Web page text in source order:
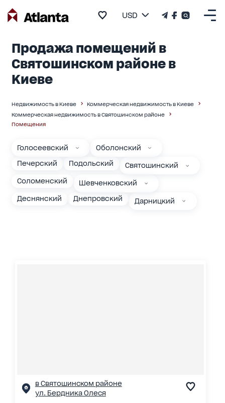
USD
Продажа помещений в
Святошинском районе в
Киеве
Недвижимость в Киеве
Коммерческая недвижимость в Киеве
Коммерческая недвижимость в Святошинском районе
Помещения
Голосеевский
Оболонский
Печерский
Подольский
Святошинский
Соломенский
Шевченковский
Деснянский
Днепровский Дарницкий
в Святошинском районе
ул. Бердника Олеся